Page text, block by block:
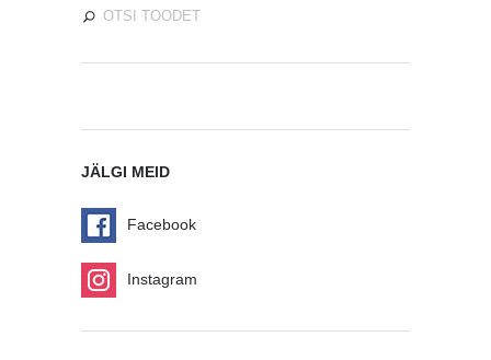
JÄLGI MEID
Facebook
Instagram